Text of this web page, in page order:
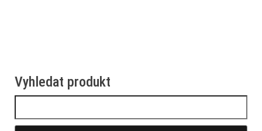
Vyhledat produkt